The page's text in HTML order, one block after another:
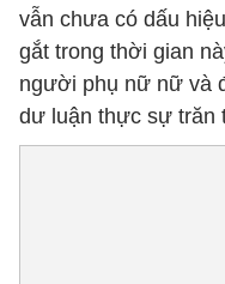
vẫn chưa có dấu
gắt trong thời gian
người phụ nữ nữ và
dư luận thực sự trăn